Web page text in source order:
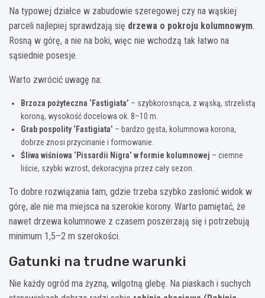
Na typowej działce w zabudowie szeregowej czy na wąskiej
parceli najlepiej sprawdzają się drzewa o pokroju kolumnowym.
Rosną w górę, a nie na boki, więc nie wchodzą tak łatwo na
sąsiednie posesje.
Warto zwrócić uwagę na:
Brzoza pożyteczna ‘Fastigiata’ – szybkorosnąca, z wąską, strzelistą
koroną, wysokość docelowa ok. 8–10 m.
Grab pospolity ‘Fastigiata’ – bardzo gęsta, kolumnowa korona,
dobrze znosi przycinanie i formowanie.
Śliwa wiśniowa ‘Pissardii Nigra’ w formie kolumnowej – ciemne
liście, szybki wzrost, dekoracyjna przez cały sezon.
To dobre rozwiązania tam, gdzie trzeba szybko zasłonić widok w
górę, ale nie ma miejsca na szerokie korony. Warto pamiętać, że
nawet drzewa kolumnowe z czasem poszerzają się i potrzebują
minimum 1,5–2 m szerokości.
Gatunki na trudne warunki
Nie każdy ogród ma żyzną, wilgotną glebę. Na piaskach i suchych